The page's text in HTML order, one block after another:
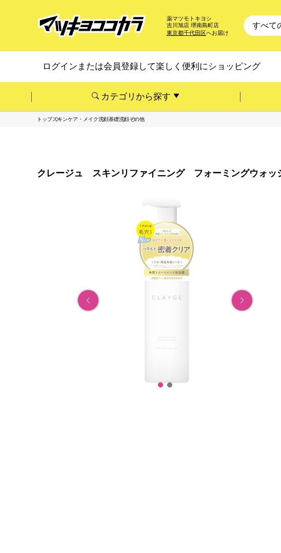
薬マツモトキヨシ
吉川旭店 堺南島町店
東京都千代田区へお届け
ログインまたは会員登録して楽しく便利にショッピング
カテゴリから探す
トップスキンケア・メイク洗顔基礎洗顔その他
クレージュ スキンリファイニング フォーミングウォッ